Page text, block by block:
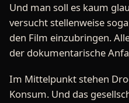
Und man soll es kaum
versucht stellenweise
den Film einzubringen.
der dokumentarische
Im Mittelpunkt stehen
Konsum. Und das